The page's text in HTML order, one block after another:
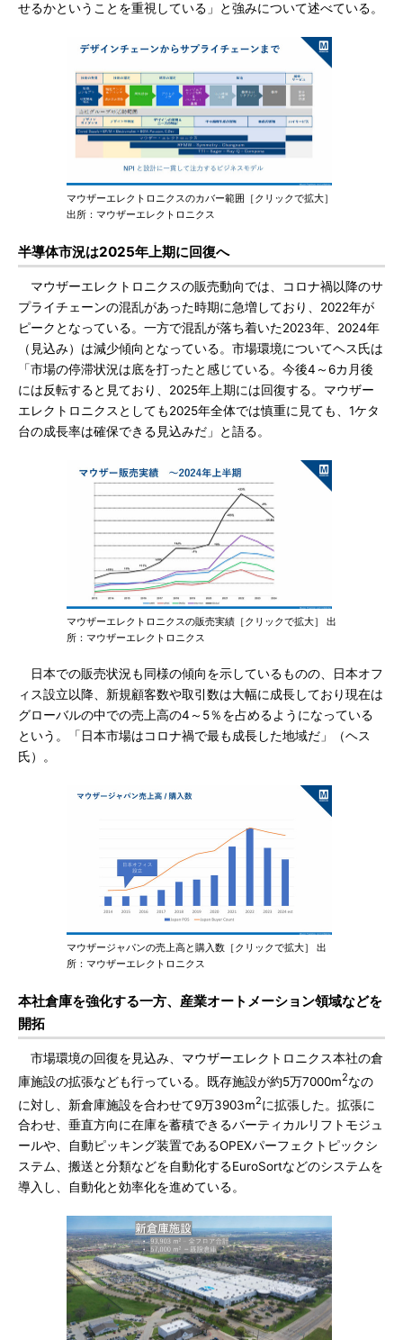
せるかということを重視している」と強みについて述べている。
マウザーエレクトロニクスのカバー範囲［クリックで拡大］
出所：マウザーエレクトロニクス
半導体市況は2025年上期に回復へ
マウザーエレクトロニクスの販売動向では、コロナ禍以降のサ
プライチェーンの混乱があった時期に急増しており、2022年が
ピークとなっている。一方で混乱が落ち着いた2023年、2024年
（見込み）は減少傾向となっている。市場環境についてヘス氏は
「市場の停滞状況は底を打ったと感じている。今後4～6カ月後
には反転すると見ており、2025年上期には回復する。マウザー
エレクトロニクスとしても2025年全体では慎重に見ても、1ケタ
台の成長率は確保できる見込みだ」と語る。
マウザーエレクトロニクスの販売実績［クリックで拡大］ 出
所：マウザーエレクトロニクス
日本での販売状況も同様の傾向を示しているものの、日本オフ
ィス設立以降、新規顧客数や取引数は大幅に成長しており現在は
グローバルの中での売上高の4～5％を占めるようになっている
という。「日本市場はコロナ禍で最も成長した地域だ」（ヘス
氏）。
マウザージャパンの売上高と購入数［クリックで拡大］ 出
所：マウザーエレクトロニクス
本社倉庫を強化する一方、産業オートメーション領域などを
開拓
市場環境の回復を見込み、マウザーエレクトロニクス本社の倉
庫施設の拡張なども行っている。既存施設が約5万7000m2なの
に対し、新倉庫施設を合わせて9万3903m2に拡張した。拡張に
合わせ、垂直方向に在庫を蓄積できるバーティカルリフトモジュ
ールや、自動ピッキング装置であるOPEXパーフェクトピックシ
ステム、搬送と分類などを自動化するEuroSortなどのシステムを
導入し、自動化と効率化を進めている。